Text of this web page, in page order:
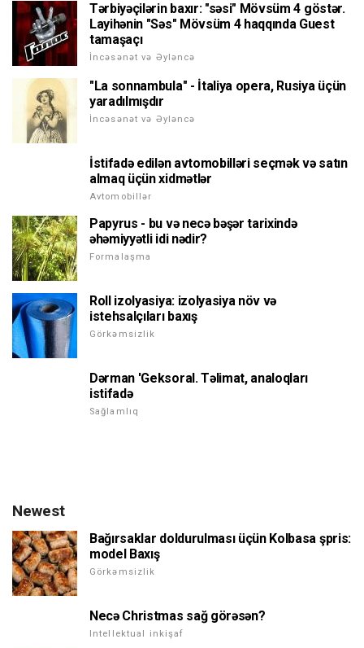
Tərbiyəçilərin baxır: "səsi" Mövsüm 4 göstər.
Layihənin "Səs" Mövsüm 4 haqqında Guest
tamaşaçı
İncəsənət və Əyləncə
"La sonnambula" - İtaliya opera, Rusiya üçün
yaradılmışdır
İncəsənət və Əyləncə
İstifadə edilən avtomobilləri seçmək və satın
almaq üçün xidmətlər
Avtomobillər
Papyrus - bu və necə bəşər tarixində
əhəmiyyətli idi nədir?
Formalaşma
Roll izolyasiya: izolyasiya növ və
istehsalçıları baxış
Görkəmsizlik
Dərman 'Geksoral. Təlimat, analoqları
istifadə
Sağlamlıq
Newest
Bağırsaklar doldurulması üçün Kolbasa şpris:
model Baxış
Görkəmsizlik
Necə Christmas sağ görəsən?
Intellektual inkişaf